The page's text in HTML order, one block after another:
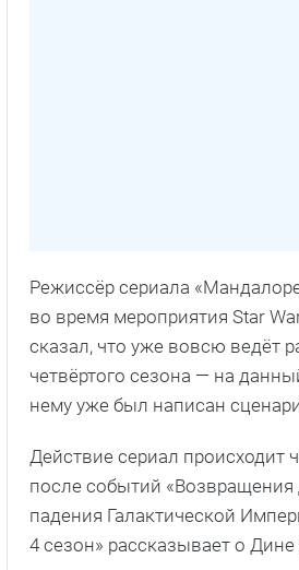
Режиссёр сериала
во время мероприятия Star
сказал, что уже вовсю ведёт
четвёртого сезона — на
нему уже был написан
Действие сериал происходит
после событий «Возвращения
падения Галактической
4 сезон» рассказывает о